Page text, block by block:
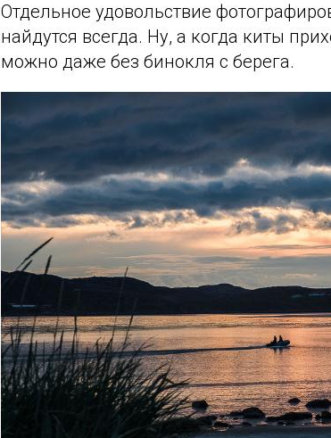
Отдельное удовольствие
найдутся всегда. Ну, а когда киты
можно даже без бинокля с берега.